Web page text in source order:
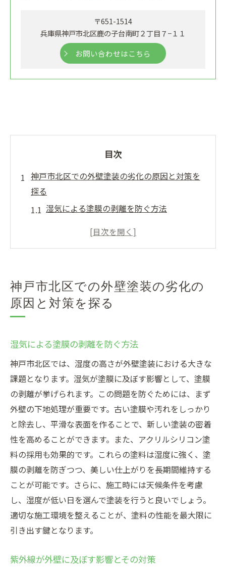
〒651-1514
兵庫県神戸市北区鹿の子台南町２丁目７−１１
お問い合わせはこちら
目次
神戸市北区での外壁塗装の劣化の原因と対策を
探る
湿気による塗膜の剥離を防ぐ方法
紫外線が外壁に及ぼす影響とその対策
メンテナンスの頻度を左右する要因
地域特性を考慮した神戸市北区の外壁塗装方法
四季に対応する塗装技術
地元の気象条件を活かした施工事例
アクリルシリコン塗料の選び方で外壁劣化を防
ぐ
アクリルシリコン塗料の特性と利点
劣化を防ぐための最適な塗料選定法
長寿命を実現する塗料の選び方
紫外線に強いアクリルシリコン塗料の秘密
適切な塗布方法で効果を最大限に引き出す
神戸市北区におすすめのアクリルシリコン
塗料
プロが教える外壁塗装の耐久性向上法
塗装前に行うべき重要な下準備
神戸市北区での外壁塗装の劣化の
原因と対策を探る
湿気による塗膜の剥離を防ぐ方法
神戸市北区では、湿度の高さが外壁塗装における大きな
課題となります。湿気が塗膜に及ぼす影響として、塗膜
の剥離が挙げられます。この問題を防ぐためには、まず
外壁の下地処理が重要です。古い塗膜や汚れをしっかり
と除去し、平滑な表面を作ることで、新しい塗装の密着
性を高めることができます。また、アクリルシリコン塗
料の採用も効果的です。これらの塗料は湿度に強く、塗
膜の剥離を防ぎつつ、美しい仕上がりを長期間維持する
ことが可能です。さらに、施工時には天候条件を考慮
し、湿度が低い日を選んで塗装を行うと良いでしょう。
適切な施工環境を整えることが、塗料の性能を最大限に
引き出す鍵となります。
紫外線が外壁に及ぼす影響とその対策